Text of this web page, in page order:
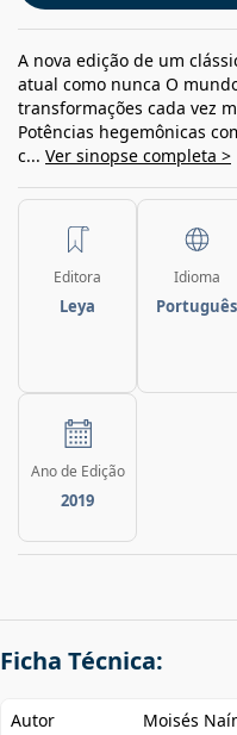
A nova edição de um
atual como nunca O
transformações cada vez
Potências hegemônicas
c... Ver sinopse completa >
Editora
Leya
Idioma
Português
Ano de Edição
2019
Ficha Técnica:
Autor
Moisés